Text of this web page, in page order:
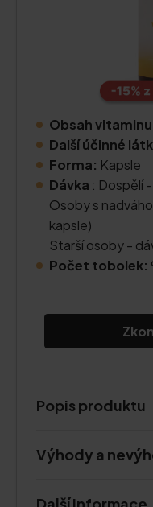
Obsah vitaminu
Další účinné
Forma: Kapsle
Dávka : Dospělí
Osoby s
kapsle)
Starší osoby -
Počet tobolek:
Popis produktu
Výhody a